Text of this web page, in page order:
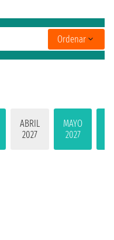
ABRIL
2027
MAYO
2027
Ordenar